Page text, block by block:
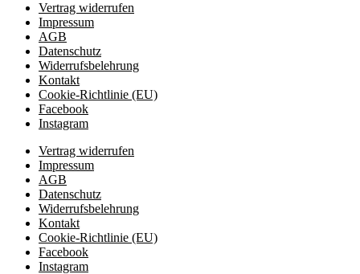
Vertrag widerrufen
Impressum
AGB
Datenschutz
Widerrufsbelehrung
Kontakt
Cookie-Richtlinie (EU)
Facebook
Instagram
Vertrag widerrufen
Impressum
AGB
Datenschutz
Widerrufsbelehrung
Kontakt
Cookie-Richtlinie (EU)
Facebook
Instagram